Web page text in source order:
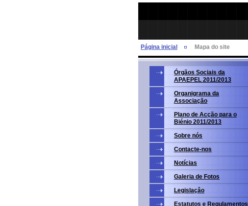
Página inicial Mapa do site
Órgãos Sociais da
APAEPEL 2011/2013
Organigrama da
Associação
Plano de Acção para o
Biénio 2011/2013
Sobre nós
Contacte-nos
Notícias
Galeria de Fotos
Legislaçâo
Estatutos e Regulamentos